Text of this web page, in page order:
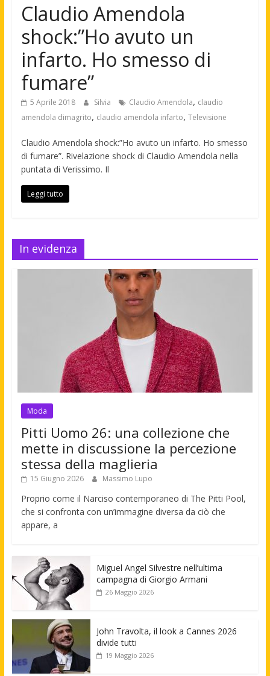
Claudio Amendola
shock:”Ho avuto un
infarto. Ho smesso di
fumare”
5 Aprile 2018 Silvia Claudio Amendola, claudio
amendola dimagrito, claudio amendola infarto, Televisione
Claudio Amendola shock:”Ho avuto un infarto. Ho smesso
di fumare”. Rivelazione shock di Claudio Amendola nella
puntata di Verissimo. Il
Leggi tutto
In evidenza
Moda
Pitti Uomo 26: una collezione che
mette in discussione la percezione
stessa della maglieria
15 Giugno 2026 Massimo Lupo
Proprio come il Narciso contemporaneo di The Pitti Pool,
che si confronta con un’immagine diversa da ciò che
appare, a
Miguel Angel Silvestre nell’ultima
campagna di Giorgio Armani
26 Maggio 2026
John Travolta, il look a Cannes 2026
divide tutti
19 Maggio 2026